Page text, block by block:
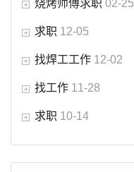
烧烤师傅求职 02-25
求职 12-05
找焊工工作 12-02
找工作 11-28
求职 10-14